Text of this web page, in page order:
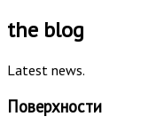
the blog
Latest news.
Поверхности